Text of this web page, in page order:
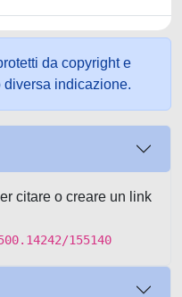
da copyright e
diversa indicazione.
citare o creare un link
155140